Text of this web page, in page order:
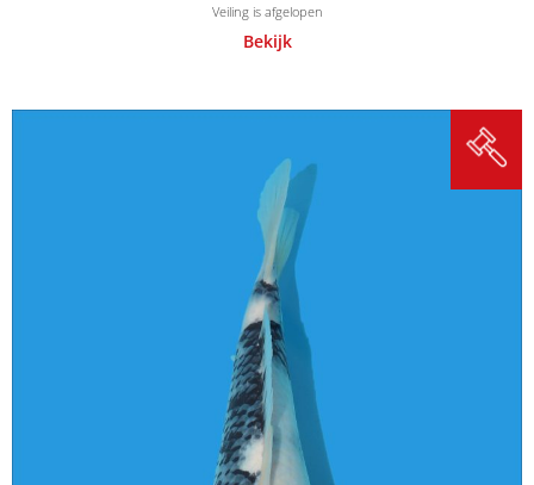
Veiling is afgelopen
Bekijk